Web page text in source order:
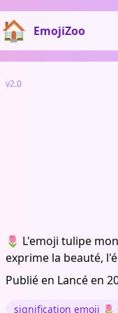
EmojiZoo
v2.0
🌷 L'emoji tulipe
exprime la beauté,
Publié en Lancé en
signification emoji 🌷